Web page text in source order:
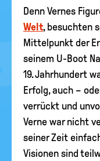
Denn Vernes
Welt, besuchten
Mittelpunkt der
seinem U-Boot
19. Jahrhundert
Erfolg, auch –
verrückt und
Verne war nicht
seiner Zeit
Visionen sind